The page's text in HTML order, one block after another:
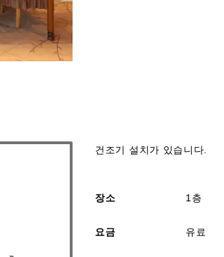
건조기 설치가 있습니다.
장소 1층
요금 유료